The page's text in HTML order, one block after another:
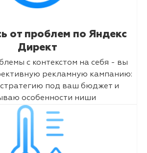
от проблем по Яндекс
Директ
с контекстом на себя - вы
рекламную кампанию:
под ваш бюджет и
особенности ниши